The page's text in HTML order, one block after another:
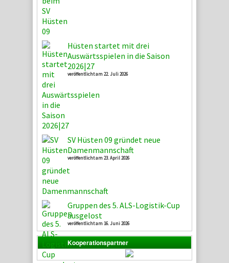
Hüsten startet mit drei
Auswärtsspielen in die Saison
2026|27
veröffentlicht am 22. Juli 2026
SV Hüsten 09 gründet neue
Damenmannschaft
veröffentlicht am 23. April 2026
Gruppen des 5. ALS-Logistik-Cup
ausgelost
veröffentlicht am 16. Juni 2026
Kooperationspartner